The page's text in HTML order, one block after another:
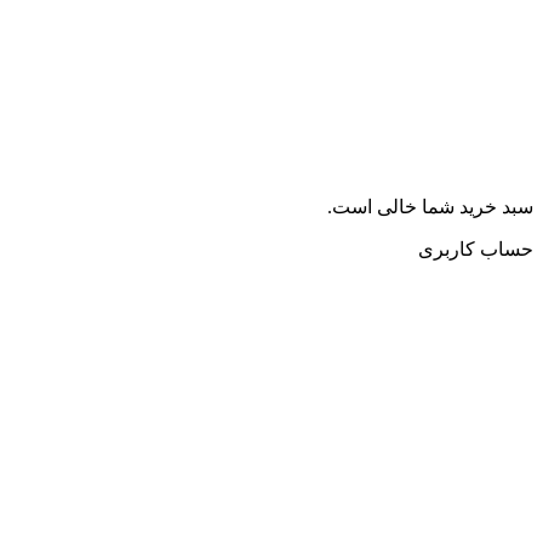
سبد خرید شما خالی است.
حساب کاربری